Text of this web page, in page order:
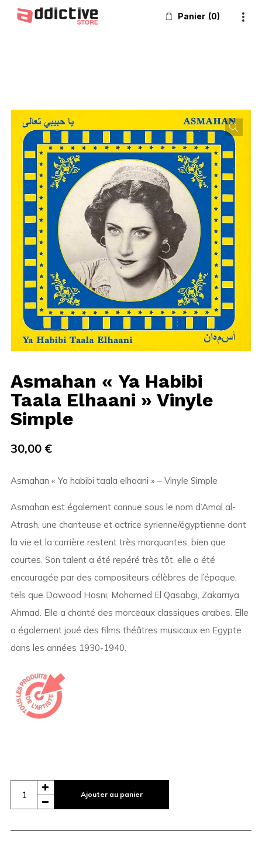
Panier 0
Asmahan « Ya Habibi
Taala Elhaani » Vinyle
Simple
30,00 €
Asmahan « Ya habibi taala elhaani » – Vinyle Simple
Asmahan est également connue sous le nom d’Amal al-
Atrash, une chanteuse et actrice syrienne/égyptienne dont
la vie et la carrière restent très marquantes, bien que
courtes. Son talent a été repéré très tôt, elle a été
encouragée par des compositeurs célèbres de l’époque,
tels que Dawood Hosni, Mohamed El Qasabgi, Zakarriya
Ahmad. Elle a chanté des morceaux classiques arabes. Elle
a également joué des films théâtres musicaux en Egypte
dans les années 1930-1940.
Ajouter au panier